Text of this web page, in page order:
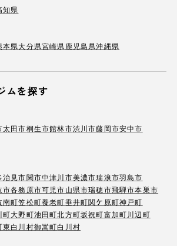
知県
本県大分県宮崎県 鹿児島県沖縄県
ムを探す
太田市桐生市館林市渋川市藤岡市安中市
治見市関市中津川市美濃市瑞浪市羽島市
市各務原市可児市山県市瑞穂市飛騨市本巣市
南町笠松町養老町垂井町関ケ原町神戸町
町大野町池田町北方町坂祝町富加町川辺町
東白川村御嵩町白川村